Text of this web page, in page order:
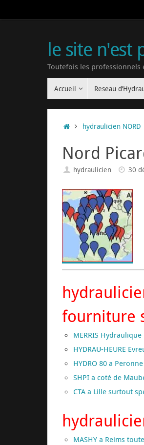
le site n'est
Toutefois les
Accueil Reseau
hydraulicien NORD
Nord
hydraulicien 30
fourniture
MERRIS
HYDRAU-HEURE
HYDRO 80 a
SHPI a coté de
CTA a Lille surtout
MASHY a Reims